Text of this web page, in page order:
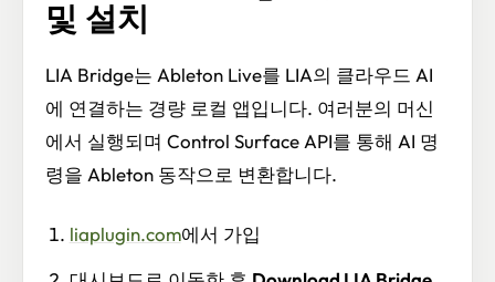
및 설치
LIA Bridge는 Ableton Live를 LIA의 클라우드 AI
에 연결하는 경량 로컬 앱입니다. 여러분의 머신
에서 실행되며 Control Surface API를 통해 AI 명
령을 Ableton 동작으로 변환합니다.
liaplugin.com에서 가입